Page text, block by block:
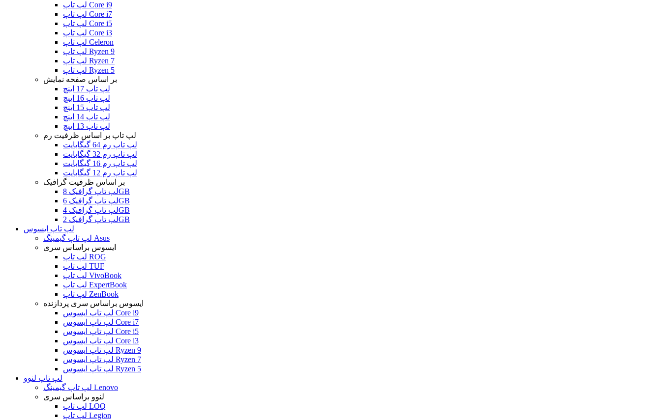
لپ تاپ Core i9
لپ تاپ Core i7
لپ تاپ Core i5
لپ تاپ Core i3
لپ تاپ Celeron
لپ تاپ Ryzen 9
لپ تاپ Ryzen 7
لپ تاپ Ryzen 5
بر اساس صفحه نمایش
لپ تاپ 17 اینچ
لپ تاپ 16 اینچ
لپ تاپ 15 اینچ
لپ تاپ 14 اینچ
لپ تاپ 13 اینچ
لپ تاپ بر اساس ظرفیت رم
لپ تاپ رم 64 گیگابایت
لپ تاپ رم 32 گیگابایت
لپ تاپ رم 16 گیگابایت
لپ تاپ رم 12 گیگابایت
بر اساس ظرفیت گرافیک
لپ تاپ گرافیک 8GB
لپ تاپ گرافیک 6GB
لپ تاپ گرافیک 4GB
لپ تاپ گرافیک 2GB
لپ تاپ ایسوس
لپ تاپ گیمینگ Asus
ایسوس براساس سری
لپ تاپ ROG
لپ تاپ TUF
لپ تاپ VivoBook
لپ تاپ ExpertBook
لپ تاپ ZenBook
ایسوس براساس سری پردازنده
لپ تاپ ایسوس Core i9
لپ تاپ ایسوس Core i7
لپ تاپ ایسوس Core i5
لپ تاپ ایسوس Core i3
لپ تاپ ایسوس Ryzen 9
لپ تاپ ایسوس Ryzen 7
لپ تاپ ایسوس Ryzen 5
لپ تاپ لنوو
لپ تاپ گیمینگ Lenovo
لنوو براساس سری
لپ تاپ LOQ
لپ تاپ Legion